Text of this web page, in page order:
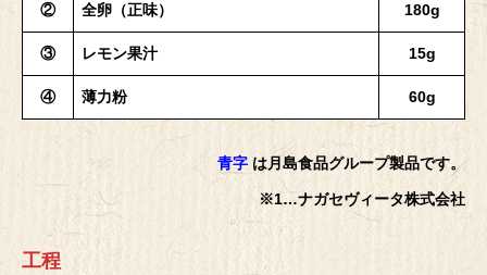
② 全卵（正味） 180g
③ レモン果汁 15g
④ 薄力粉 60g
青字 は月島食品グループ製品です。
※1…ナガセヴィータ株式会社
工程